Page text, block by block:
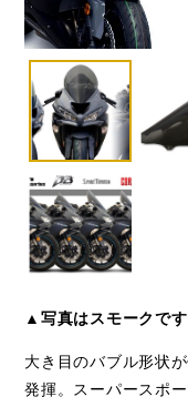
▲写真はスモークです
大き目のバブル形状
発揮。スーパースポ